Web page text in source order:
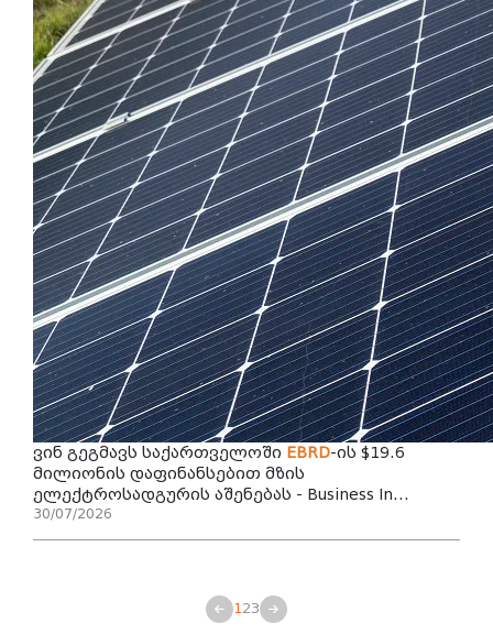
ვინ გეგმავს საქართველოში EBRD-ის $19.6
მილიონის დაფინანსებით მზის
ელექტროსადგურის აშენებას - Business In...
30/07/2026
123